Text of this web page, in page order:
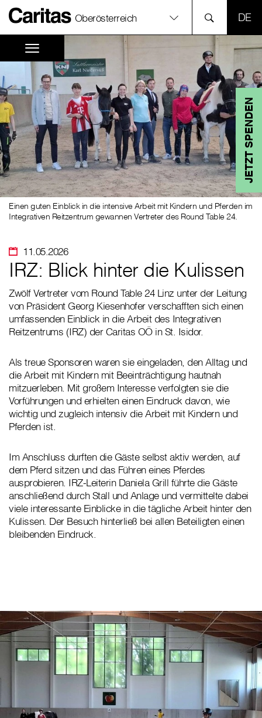
Oberösterreich
JETZT SPENDEN
11.05.2026
Einen guten Einblick in die intensive Arbeit mit Kindern und Pferden im
Integrativen Reitzentrum gewannen Vertreter des Round Table 24.
IRZ: Blick hinter die Kulissen
Zwölf Vertreter vom Round Table 24 Linz unter der Leitung
von Präsident Georg Kiesenhofer verschafften sich einen
umfassenden Einblick in die Arbeit des Integrativen
Reitzentrums (IRZ) der Caritas OÖ in St. Isidor.
Als treue Sponsoren waren sie eingeladen, den Alltag und
die Arbeit mit Kindern mit Beeinträchtigung hautnah
mitzuerleben. Mit großem Interesse verfolgten sie die
Vorführungen und erhielten einen Eindruck davon, wie
wichtig und zugleich intensiv die Arbeit mit Kindern und
Pferden ist.
Im Anschluss durften die Gäste selbst aktiv werden, auf
dem Pferd sitzen und das Führen eines Pferdes
ausprobieren. IRZ-Leiterin Daniela Grill führte die Gäste
anschließend durch Stall und Anlage und vermittelte dabei
viele interessante Einblicke in die tägliche Arbeit hinter den
Kulissen. Der Besuch hinterließ bei allen Beteiligten einen
bleibenden Eindruck.